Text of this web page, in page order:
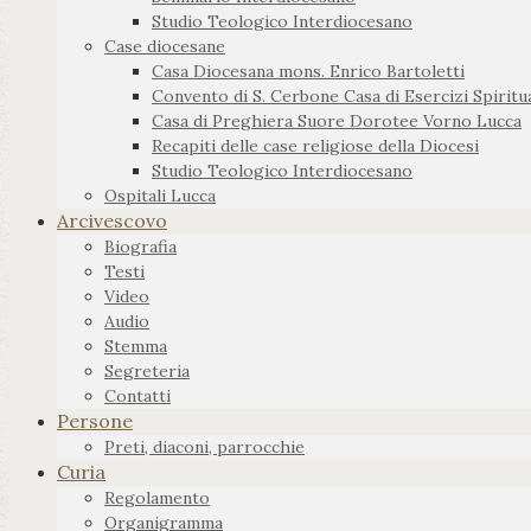
Studio Teologico Interdiocesano
Case diocesane
Casa Diocesana mons. Enrico Bartoletti
Convento di S. Cerbone Casa di Esercizi
Casa di Preghiera Suore Dorotee Vorno Lucca
Recapiti delle case religiose della Diocesi
Studio Teologico Interdiocesano
Ospitali Lucca
Arcivescovo
Biografia
Testi
Video
Audio
Stemma
Segreteria
Contatti
Persone
Preti, diaconi, parrocchie
Curia
Regolamento
Organigramma